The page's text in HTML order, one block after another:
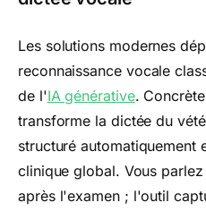
Les solutions modernes
reconnaissance vocale
de l'IA générative.
transforme la dictée du
structuré automatiquement
clinique global. Vous
après l'examen ; l'outil